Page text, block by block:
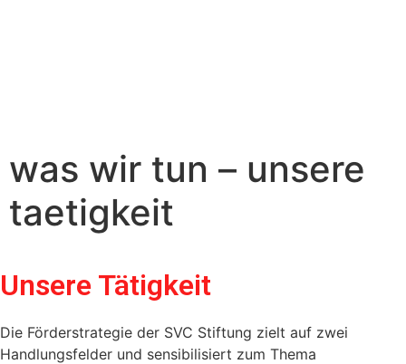
was wir tun – unsere
taetigkeit
Unsere Tätigkeit
Die Förderstrategie der SVC Stiftung zielt auf zwei
Handlungsfelder und sensibilisiert zum Thema